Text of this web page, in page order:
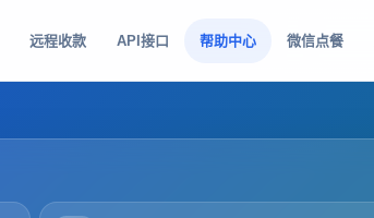
远程收款 API接口 帮助中心 微信点餐